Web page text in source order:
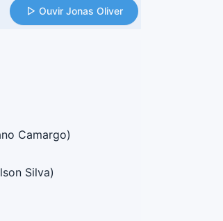
Ouvir Jonas Oliver
Camargo)
Silva)